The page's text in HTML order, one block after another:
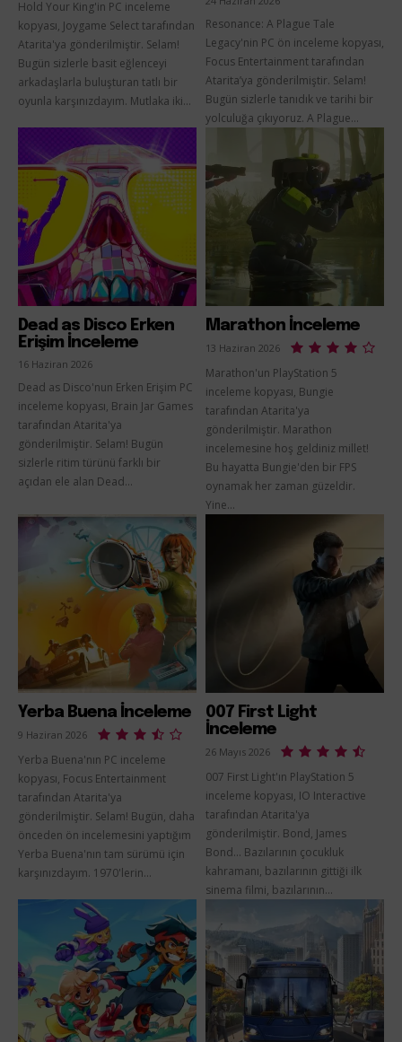
Hold Your King'in PC inceleme
kopyası, Joygame Select tarafından
Atarita'ya gönderilmiştir. Selam!
Bugün sizlerle basit eğlenceyi
arkadaşlarla buluşturan tatlı bir
oyunla karşınızdayım. Mutlaka iki...
Resonance: A Plague Tale
Legacy'nin PC ön inceleme kopyası,
Focus Entertainment tarafından
Atarita’ya gönderilmiştir. Selam!
Bugün sizlerle tanıdık ve tarihi bir
yolculuğa çıkıyoruz. A Plague...
Dead as Disco Erken
Erişim İnceleme
16 Haziran 2026
Dead as Disco'nun Erken Erişim PC
inceleme kopyası, Brain Jar Games
tarafından Atarita'ya
gönderilmiştir. Selam! Bugün
sizlerle ritim türünü farklı bir
açıdan ele alan Dead...
Marathon İnceleme
13 Haziran 2026
Marathon'un PlayStation 5
inceleme kopyası, Bungie
tarafından Atarita'ya
gönderilmiştir. Marathon
incelemesine hoş geldiniz millet!
Bu hayatta Bungie'den bir FPS
oynamak her zaman güzeldir.
Yine...
Yerba Buena İnceleme
9 Haziran 2026
Yerba Buena'nın PC inceleme
kopyası, Focus Entertainment
tarafından Atarita'ya
gönderilmiştir. Selam! Bugün, daha
önceden ön incelemesini yaptığım
Yerba Buena'nın tam sürümü için
karşınızdayım. 1970'lerin...
007 First Light
İnceleme
26 Mayıs 2026
007 First Light'ın PlayStation 5
inceleme kopyası, IO Interactive
tarafından Atarita'ya
gönderilmiştir. Bond, James
Bond... Bazılarının çocukluk
kahramanı, bazılarının gittiği ilk
sinema filmi, bazılarının...